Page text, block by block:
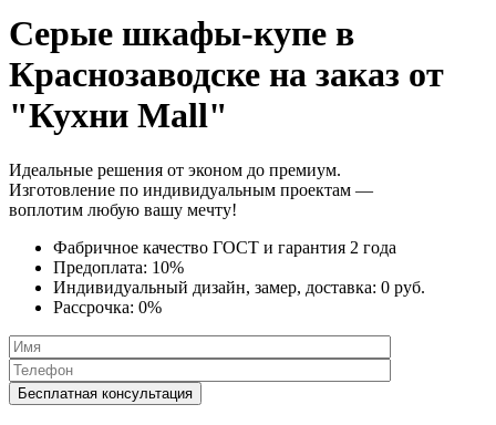
Серые шкафы-купе в
Краснозаводске на заказ от
"Кухни Mall"
Идеальные решения от эконом до премиум.
Изготовление по индивидуальным проектам —
воплотим любую вашу мечту!
Фабричное качество ГОСТ и гарантия 2 года
Предоплата: 10%
Индивидуальный дизайн, замер, доставка: 0 руб.
Рассрочка: 0%